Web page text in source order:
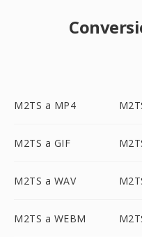
M2TS a MP4
M2TS a GIF
M2TS a WAV
M2TS a WEBM